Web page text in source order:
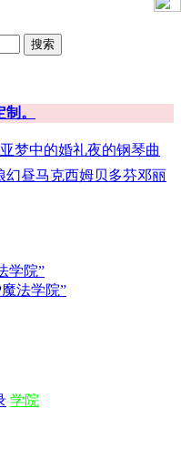
搜索
。
梦中的婚礼夜的钢琴曲
幻昼马克西姆贝多芬邓丽
学院”
法学院”
学院